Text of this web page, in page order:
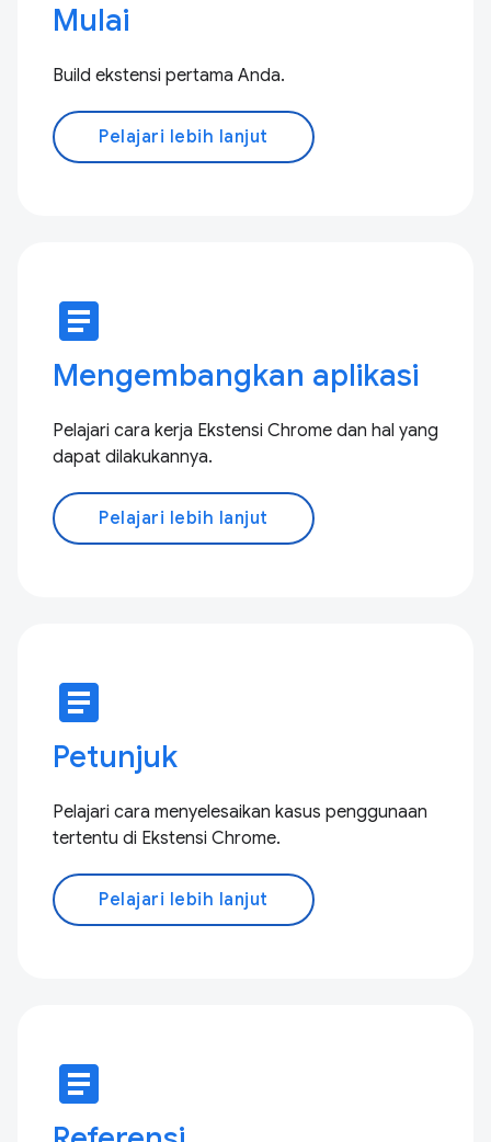
Mulai
Build ekstensi pertama Anda.
Pelajari lebih lanjut
article
Mengembangkan aplikasi
Pelajari cara kerja Ekstensi Chrome dan hal yang
dapat dilakukannya.
Pelajari lebih lanjut
article
Petunjuk
Pelajari cara menyelesaikan kasus penggunaan
tertentu di Ekstensi Chrome.
Pelajari lebih lanjut
article